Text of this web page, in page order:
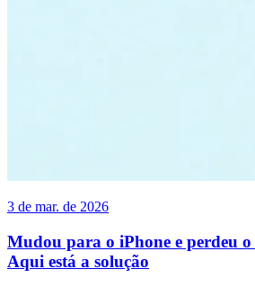
3 de mar. de 2026
Mudou para o iPhone e perdeu
Aqui está a solução